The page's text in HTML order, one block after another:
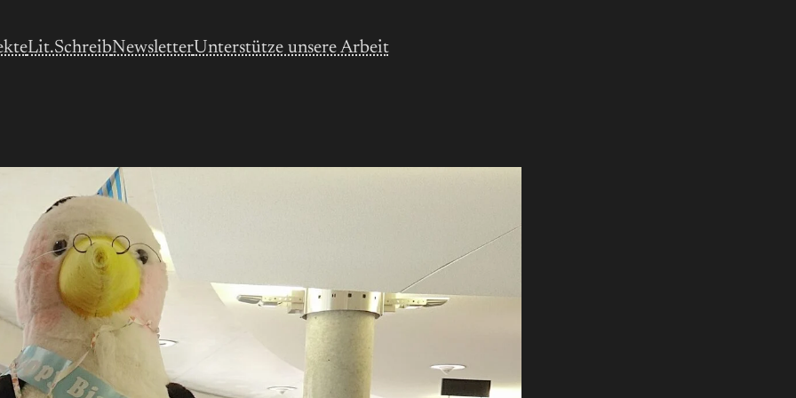
Lit.SchreibNewsletterUnterstütze unsere Arbeit